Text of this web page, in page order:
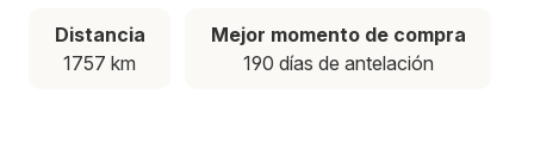
Distancia
1757 km
Mejor momento de compra
190 días de antelación